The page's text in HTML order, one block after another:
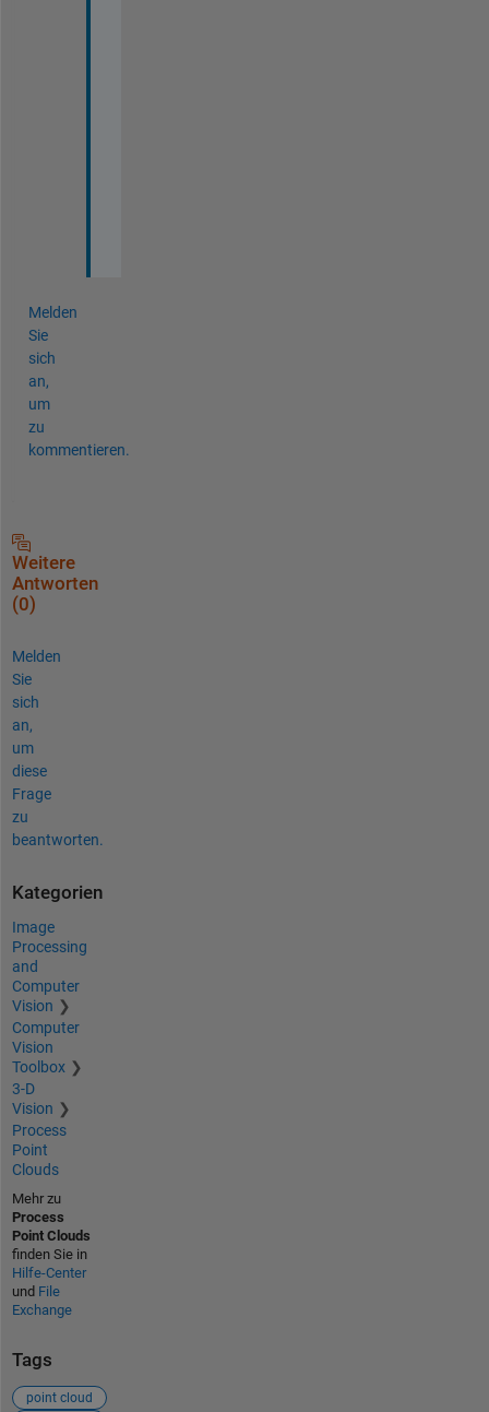
Melden
Sie
sich
an,
um
zu
kommentieren.
Weitere
Antworten
(0)
Melden
Sie
sich
an,
um
diese
Frage
zu
beantworten.
Kategorien
Image
Processing
and
Computer
Vision
Computer
Vision
Toolbox
3-D
Vision
Process
Point
Clouds
Mehr zu
Process
Point Clouds
finden Sie in
Hilfe-Center
und File
Exchange
Tags
point cloud